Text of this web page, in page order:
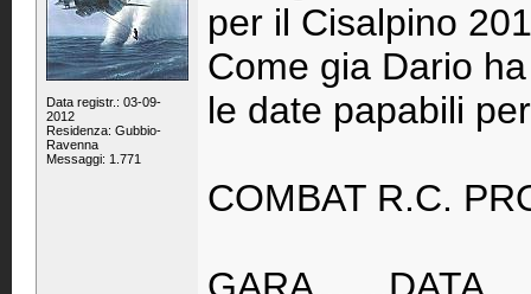
Data registr.: 03-09-
2012
Residenza: Gubbio-
Ravenna
Messaggi: 1.771
per il Cisalpino
Come gia Dario
le date papabili
COMBAT R.C.